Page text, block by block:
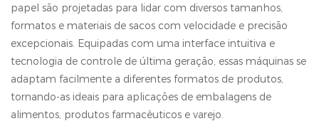
papel são projetadas para lidar com diversos tamanhos,
formatos e materiais de sacos com velocidade e precisão
excepcionais. Equipadas com uma interface intuitiva e
tecnologia de controle de última geração, essas máquinas se
adaptam facilmente a diferentes formatos de produtos,
tornando-as ideais para aplicações de embalagens de
alimentos, produtos farmacêuticos e varejo.